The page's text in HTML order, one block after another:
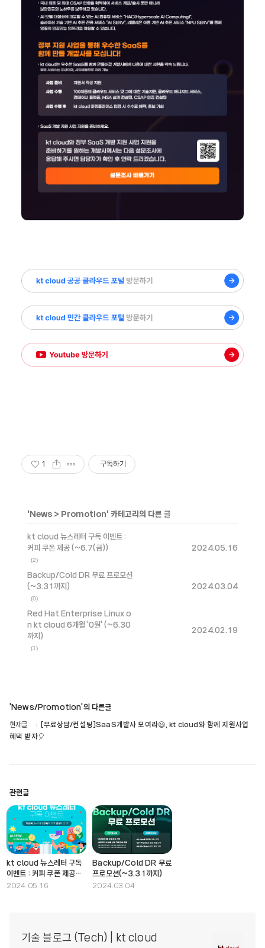
1 구독하기
'News > Promotion' 카테고리의 다른 글
kt cloud 뉴스레터 구독 이벤트 :
커피 쿠폰 제공 (~6.7(금))
(2)
2024.05.16
Backup/Cold DR 무료 프로모션
(~3.31까지)
(0)
2024.03.04
Red Hat Enterprise Linux o
n kt cloud 6개월 '0원' (~6.30
까지)
(1)
2024.02.19
'News/Promotion'의 다른글
현재글
[무료상담/컨설팅]SaaS개발사 모여라😃, kt cloud와 함께 지원사업
혜택 받자🎈
관련글
kt cloud 뉴스레터 구독
이벤트 : 커피 쿠폰 제공
(~6.7(금))
2024.05.16
Backup/Cold DR 무료
프로모션(~3.31까지)
2024.03.04
기술 블로그 (Tech) | kt cloud